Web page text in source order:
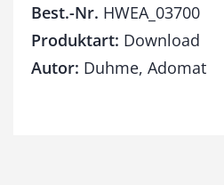
Best.-Nr. HWEA_03700
Produktart: Download
Autor: Duhme, Adomat